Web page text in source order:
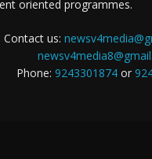
oriented programmes.
Contact us:
Phone: 9243301874 or